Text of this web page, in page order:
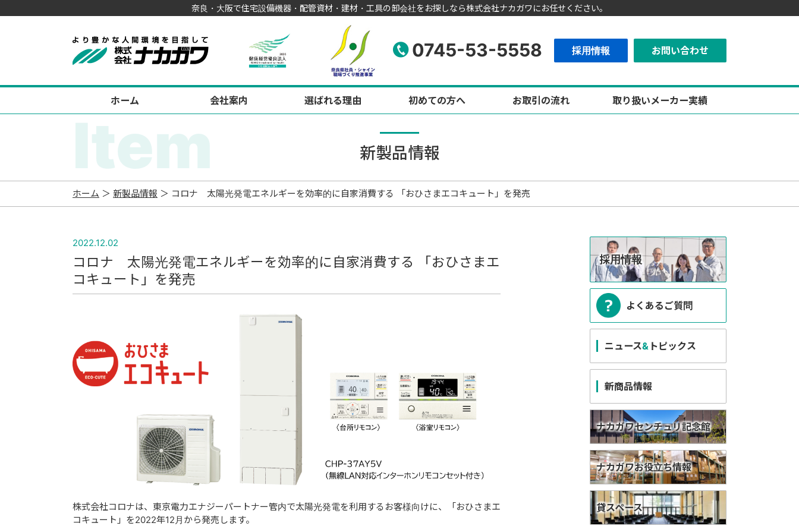
奈良・大阪で住宅設備機器・配管資材・建材・工具の卸会社をお探しなら株式会社ナカガワにお任せください。
0745-53-5558 採用情報 お問い合わせ
ホーム 会社案内 選ばれる理由 初めての方へ お取引の流れ 取り扱いメーカー実績
新製品情報
Item
ホーム ＞ 新製品情報 ＞ コロナ 太陽光発電エネルギーを効率的に自家消費する 「おひさまエコキュート」を発売
2022.12.02
コロナ 太陽光発電エネルギーを効率的に自家消費する 「おひさまエ
コキュート」を発売
株式会社コロナは、東京電力エナジーパートナー管内で太陽光発電を利用するお客様向けに、「おひさまエ
コキュート」を2022年12月から発売します。
採用情報
よくあるご質問
ニュース& トピックス
新商品情報
ナカガワセンチュリ記念館
ナカガワお役立ち情報
貸スペース